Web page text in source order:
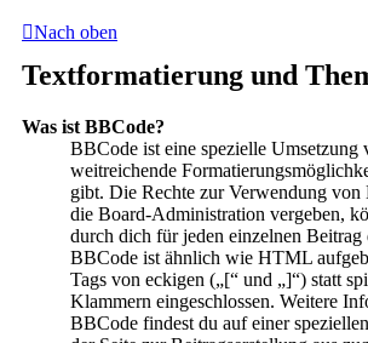
Nach oben
Textformatierung und
Was ist BBCode?
BBCode ist eine spezielle
weitreichende
gibt. Die Rechte zur Verwendung
die Board-Administration vergeben,
durch dich für jeden einzelnen
BBCode ist ähnlich wie HTML
Tags von eckigen („[“ und „]“) statt
Klammern eingeschlossen. Weitere
BBCode findest du auf einer